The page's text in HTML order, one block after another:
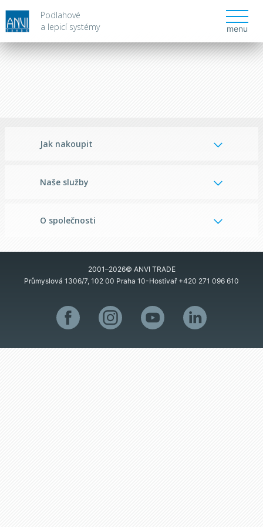
Podlahové
a lepicí systémy
menu
Jak nakoupit
Naše služby
O společnosti
2001–2026© ANVI TRADE
Průmyslová 1306/7, 102 00 Praha 10-Hostivař +420 271 096 610